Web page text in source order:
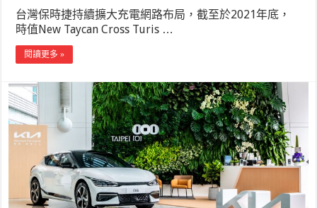
台灣保時捷持續擴大充電網路布局，截至於2021年底，
時值New Taycan Cross Turis …
閱讀更多 »